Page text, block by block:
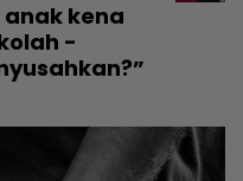
anak kena
-